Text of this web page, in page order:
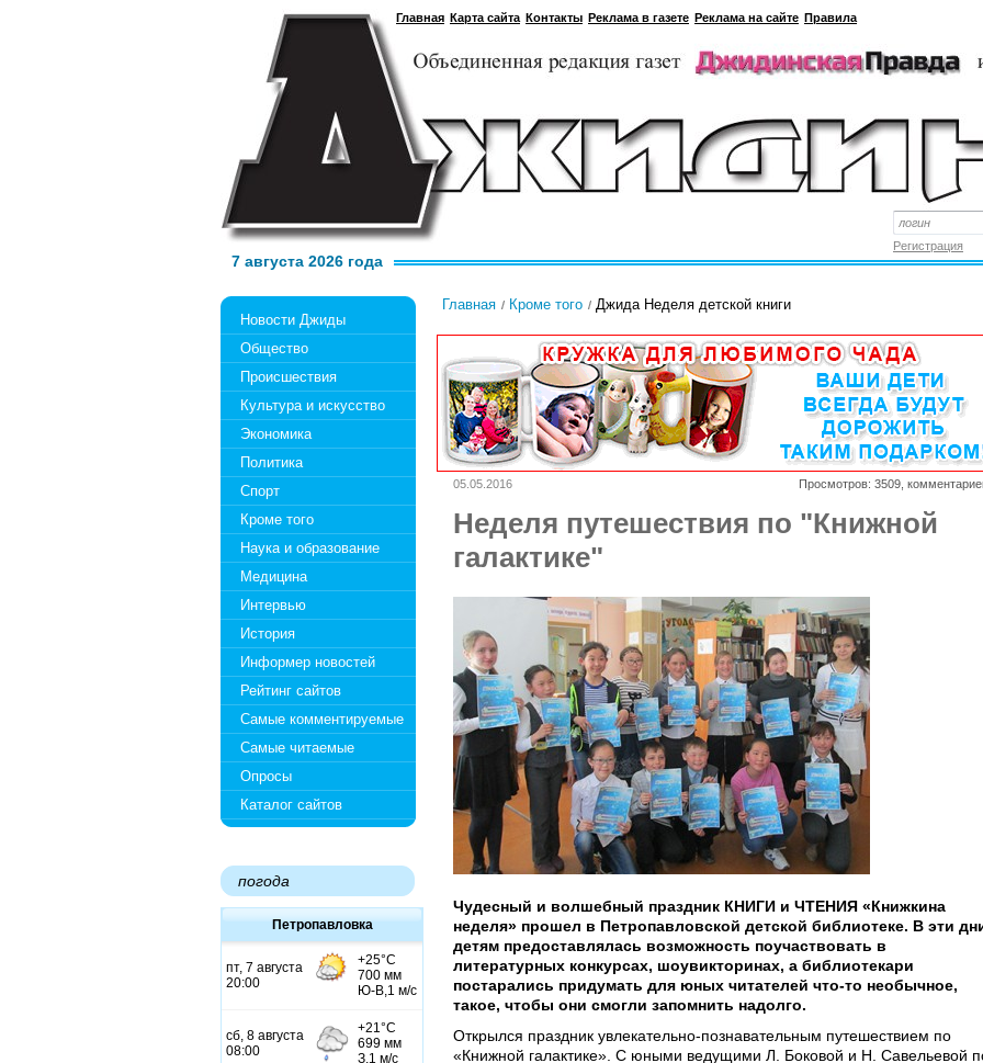
Главная Карта сайта Контакты Реклама в газете Реклама на сайте Правила
Регистрация
7 августа 2026 года
Новости Джиды
Общество
Происшествия
Культура и искусство
Экономика
Политика
Спорт
Кроме того
Наука и образование
Медицина
Интервью
История
Информер новостей
Рейтинг сайтов
Самые комментируемые
Самые читаемые
Опросы
Каталог сайтов
погода
Петропавловка
Главная Кроме того Джида Неделя детской книги
05.05.2016 Просмотров: 3509,
Неделя путешествия по "Книжной
галактике"
Чудесный и волшебный праздник КНИГИ и ЧТЕНИЯ «Книжкина
неделя» прошел в Петропавловской детской библиотеке. В эти
детям предоставлялась возможность поучаствовать в
литературных конкурсах, шоу­викторинах, а библиотекари
постарались придумать для юных читателей что­-то необычное,
такое, чтобы они смогли запомнить надолго.
Открылся праздник увлекательно­-познавательным путешествием по
«Книжной галактике». С юными ведущими Л. Боковой и Н. Савельевой